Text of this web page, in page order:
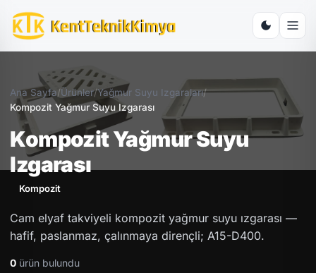
Ana Sayfa/Ürünler/Yağmur Suyu Izgaraları/
Kompozit Yağmur Suyu Izgarası
Kompozit Yağmur Suyu
Izgarası
Kompozit
Cam elyaf takviyeli kompozit yağmur suyu ızgarası —
hafif, paslanmaz, çalınmaya dirençli; A15-D400.
0 ürün bulundu